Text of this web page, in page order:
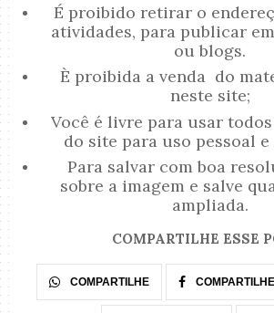
É proibido retirar o
atividades, para publicar
ou blogs.
È proibida a venda do
neste site;
Você é livre para usar
do site para uso pessoal
Para salvar com boa
sobre a imagem e salve
ampliada.
COMPARTILHE ESSE
COMPARTILHE COMPARTILHE